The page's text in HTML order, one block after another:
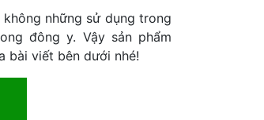
những sử dụng trong
đông y. Vậy sản phẩm
bài viết bên dưới nhé!